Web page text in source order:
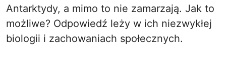
Antarktydy, a mimo to nie zamarzają. Jak to
możliwe? Odpowiedź leży w ich niezwykłej
biologii i zachowaniach społecznych.